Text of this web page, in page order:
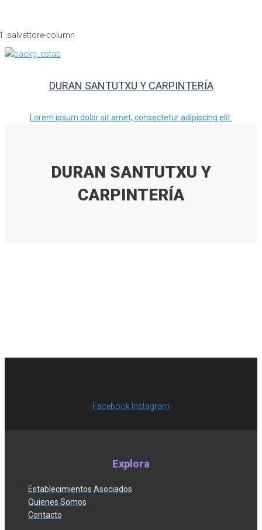
DURAN SANTUTXU Y CARPINTERÍA
Lorem ipsum dolor sit amet, consectetur adipiscing elit.
DURAN SANTUTXU Y
CARPINTERÍA
Facebook Instagram
Explora
Establecimientos Asociados
Quienes Somos
Contacto